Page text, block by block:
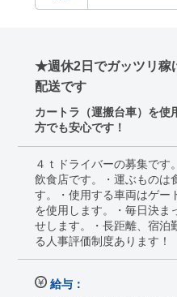
★週休2日でガッツリ稼
配送です
カートラ（運搬台車）を使
方でも安心です！
４ｔドライバーの募集です
飲食店です。・運ぶものは
す。・使用する車両はゲー
を使用します。・毎日決ま
せします。・長距離、宿泊
る人事評価制度あります！
給与：